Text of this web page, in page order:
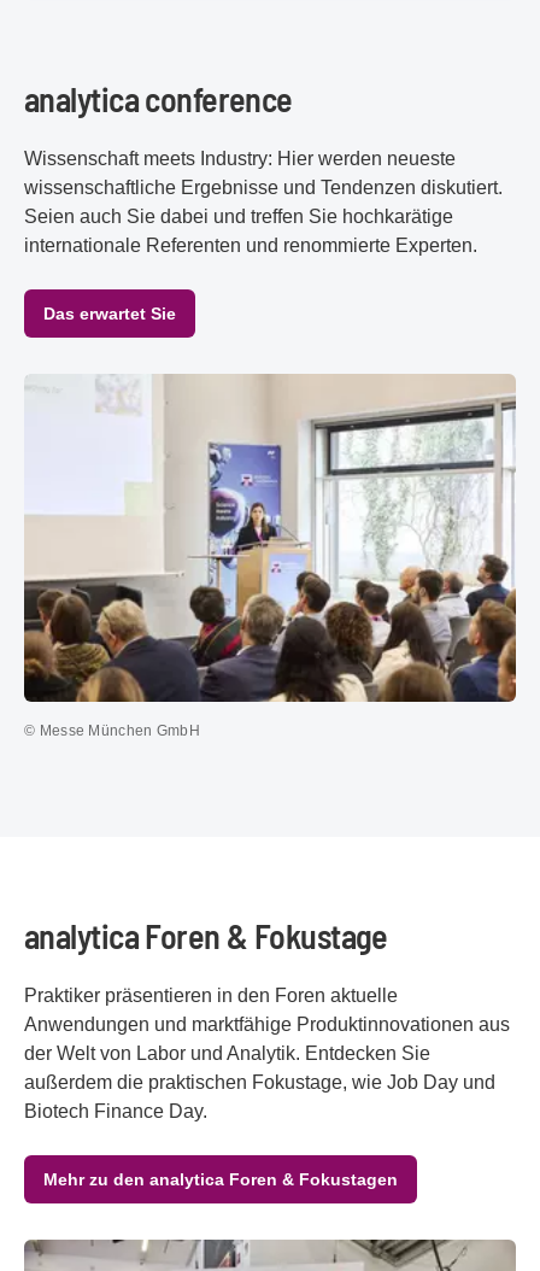
analytica conference
Wissenschaft meets Industry: Hier werden neueste
wissenschaftliche Ergebnisse und Tendenzen diskutiert.
Seien auch Sie dabei und treffen Sie hochkarätige
internationale Referenten und renommierte Experten.
Das erwartet Sie
© Messe München GmbH
analytica Foren & Fokustage
Praktiker präsentieren in den Foren aktuelle
Anwendungen und marktfähige Produktinnovationen aus
der Welt von Labor und Analytik. Entdecken Sie
außerdem die praktischen Fokustage, wie Job Day und
Biotech Finance Day.
Mehr zu den analytica Foren & Fokustagen